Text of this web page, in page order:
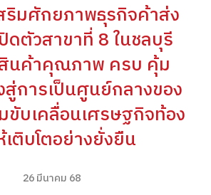
ริมศักยภาพธุรกิจค้าส่ง
ดตัวสาขาที่ 8 ในชลบุรี
นค้าคุณภาพ ครบ คุ้ม
สู่การเป็นศูนย์กลางของ
ขับเคลื่อนเศรษฐกิจท้อง
เติบโตอย่างยั่งยืน
26 มีนาคม 68